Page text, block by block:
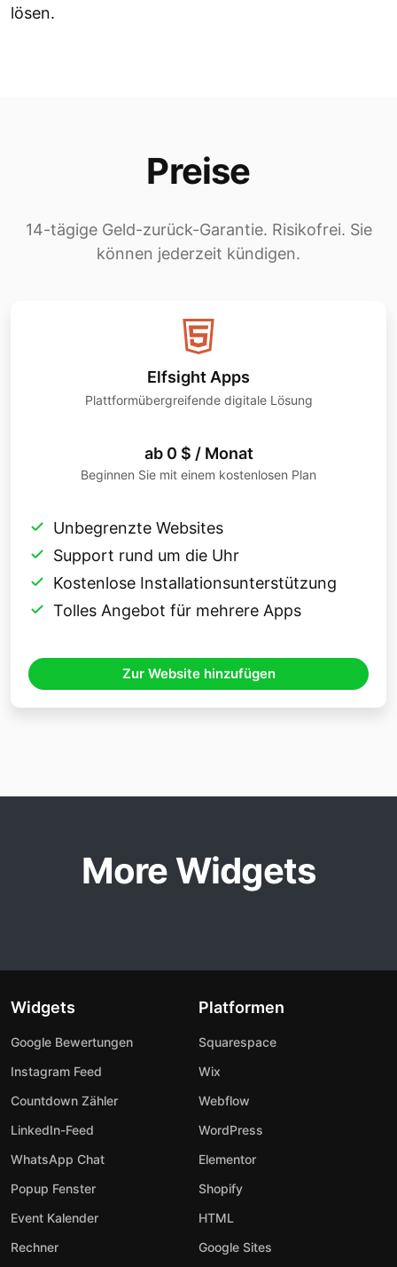
lösen.
Preise
14-tägige Geld-zurück-Garantie. Risikofrei. Sie
können jederzeit kündigen.
Elfsight Apps
Plattformübergreifende digitale Lösung
ab 0 $ / Monat
Beginnen Sie mit einem kostenlosen Plan
Unbegrenzte Websites
Support rund um die Uhr
Kostenlose Installationsunterstützung
Tolles Angebot für mehrere Apps
Zur Website hinzufügen
More Widgets
Widgets
Google Bewertungen
Instagram Feed
Countdown Zähler
LinkedIn-Feed
WhatsApp Chat
Popup Fenster
Event Kalender
Rechner
Platformen
Squarespace
Wix
Webflow
WordPress
Elementor
Shopify
HTML
Google Sites